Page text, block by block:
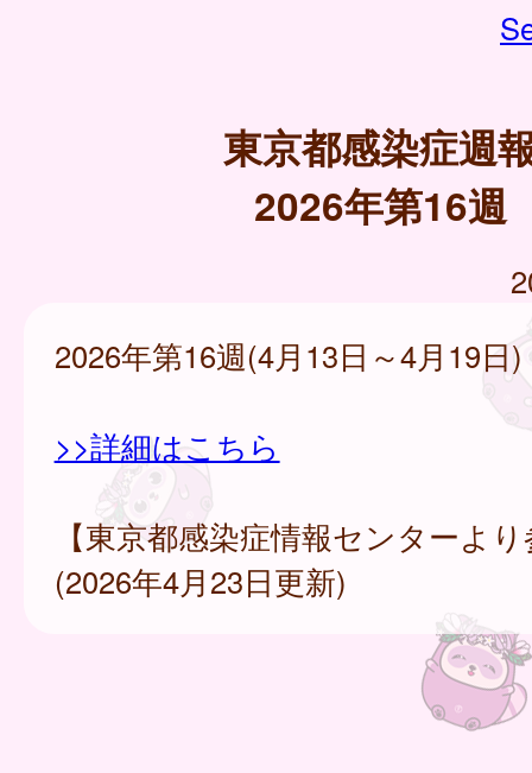
東京都感染症週
2026年第16週
2026年第16週(4月13日～4月19日)
>>詳細はこちら
【東京都感染症情報センターよ
(2026年4月23日更新)